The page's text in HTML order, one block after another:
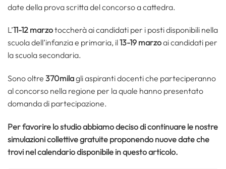
date della prova scritta del concorso a cattedra.
L’11-12 marzotoccherà ai candidati per i posti disponibili nella
scuola dell’infanzia e primaria, il13-19 marzoai candidati per
la scuola secondaria.
Sono oltre 370milagli aspiranti docenti che parteciperanno
al concorso nella regione per la quale hanno presentato
domanda di partecipazione.
Per favorire lo studio abbiamo deciso di continuare le nostre
simulazioni collettive gratuite proponendo nuove date che
trovi nel calendario disponibile in questo articolo.